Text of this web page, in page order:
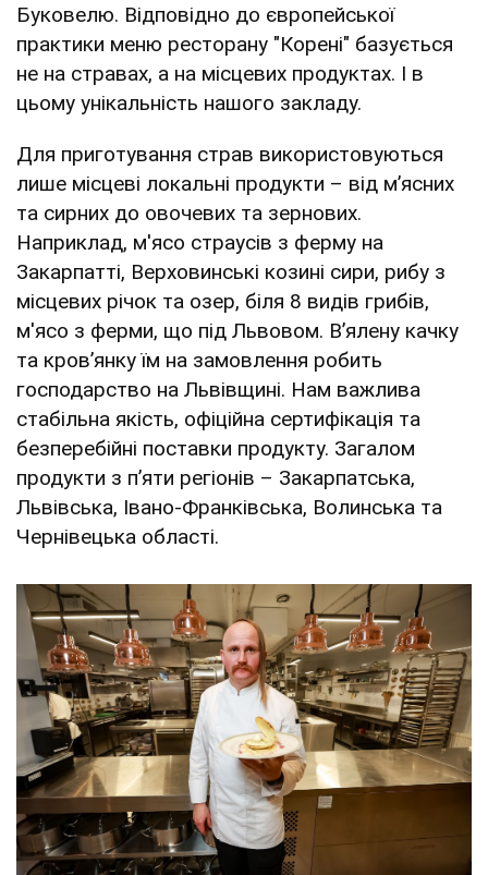
Буковелю. Відповідно до європейської
практики меню ресторану "Корені" базується
не на стравах, а на місцевих продуктах. І в
цьому унікальність нашого закладу.
Для приготування страв використовуються
лише місцеві локальні продукти – від м’ясних
та сирних до овочевих та зернових.
Наприклад, м'ясо страусів з ферму на
Закарпатті, Верховинські козині сири, рибу з
місцевих річок та озер, біля 8 видів грибів,
м'ясо з ферми, що під Львовом. В’ялену качку
та кров’янку їм на замовлення робить
господарство на Львівщині. Нам важлива
стабільна якість, офіційна сертифікація та
безперебійні поставки продукту. Загалом
продукти з п’яти регіонів – Закарпатська,
Львівська, Івано-Франківська, Волинська та
Чернівецька області.